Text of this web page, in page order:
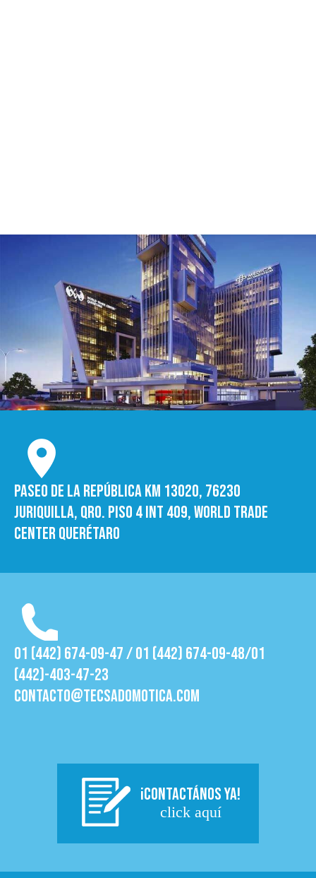
Paseo de la República Km 13020, 76230
Juriquilla, Qro. Piso 4 int 409, World trade
Center Querétaro
01 (442) 674-09-47 / 01 (442) 674-09-48/01
(442)-403-47-23
contacto@tecsadomotica.com
¡CONTACTÁNOS YA!
click aquí